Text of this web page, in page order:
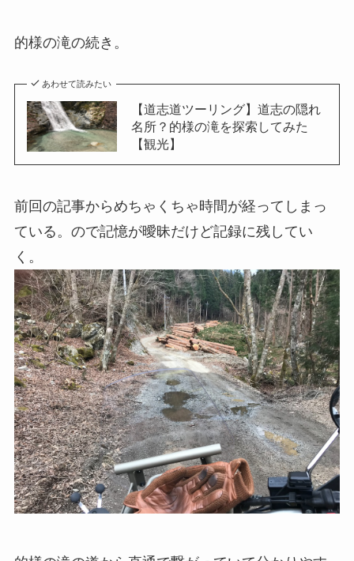
的様の滝の続き。
あわせて読みたい
【道志道ツーリング】道志の隠れ
名所？的様の滝を探索してみた
【観光】
前回の記事からめちゃくちゃ時間が経ってしまっ
ている。ので記憶が曖昧だけど記録に残してい
く。